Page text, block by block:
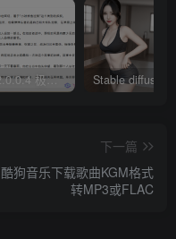
Reader v2.0.0.4 极简小说阅读器支持导入在线及离线书源
下一篇
酷狗音乐下载歌曲KGM格式
转MP3或FLAC